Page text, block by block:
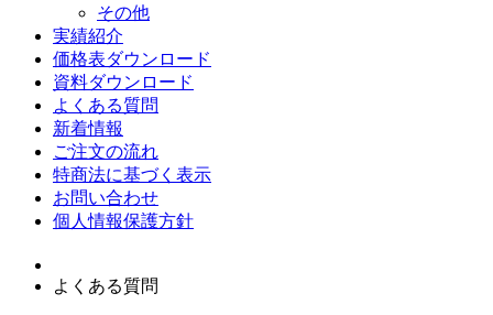
その他
実績紹介
価格表ダウンロード
資料ダウンロード
よくある質問
新着情報
ご注文の流れ
特商法に基づく表示
お問い合わせ
個人情報保護方針
よくある質問